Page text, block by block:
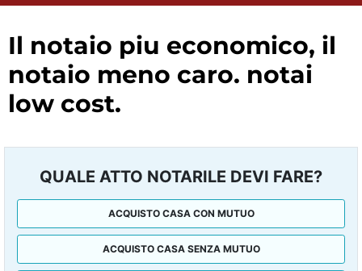
il notaio piu economico, il
notaio meno caro. notai
low cost.
QUALE ATTO NOTARILE DEVI FARE?
ACQUISTO CASA CON MUTUO
ACQUISTO CASA SENZA MUTUO